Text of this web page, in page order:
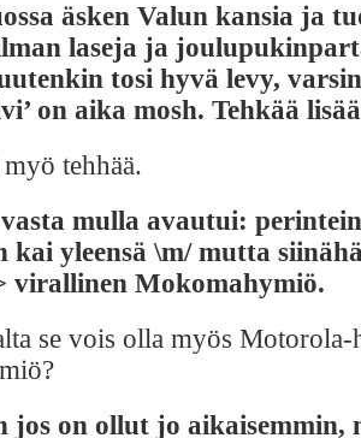
äsken Valun kansia ja
laseja ja
tosi hyvä levy,
on aika mosh. Tehkää
tehhää.
mulla avautui:
kai yleensä \m/ mutta
virallinen Mokomahymiö.
se vois olla myös
jos on ollut jo aikaisemmin,